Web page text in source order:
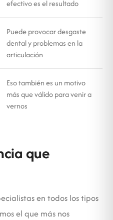
efectivo es el resultado
Puede provocar desgaste
dental y problemas en la
articulación
Eso también es un motivo
más que válido para venir a
vernos
que
en todos los tipos
el que más nos